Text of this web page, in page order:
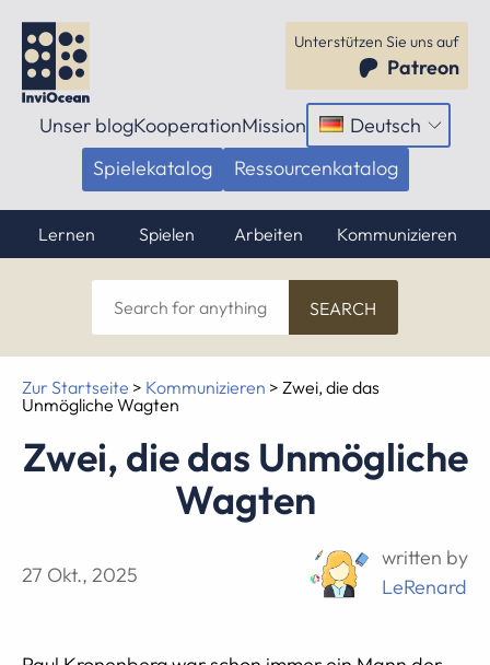
Unterstützen Sie uns auf
Patreon
Unser blogKooperationMission Deutsch
Menü
öffnen
Spielekatalog Ressourcenkatalog
Lernen Spielen Arbeiten Kommunizieren
Search
for
anything
Zur Startseite > Kommunizieren > Zwei, die das
Unmögliche Wagten
Zwei, die das Unmögliche
Wagten
27 Okt., 2025
written by
LeRenard